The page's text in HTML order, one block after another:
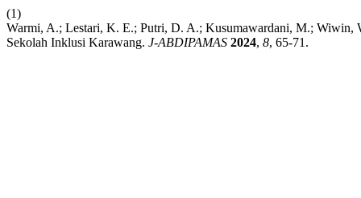
(1)
Warmi, A.; Lestari, K. E.; Putri, D. A.; Kusumawardani, M.; Wiwin,
Sekolah Inklusi Karawang. J-ABDIPAMAS 2024, 8, 65-71.